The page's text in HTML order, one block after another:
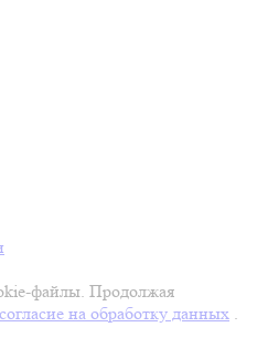
файлы. Продолжая
согласие на обработку данных .